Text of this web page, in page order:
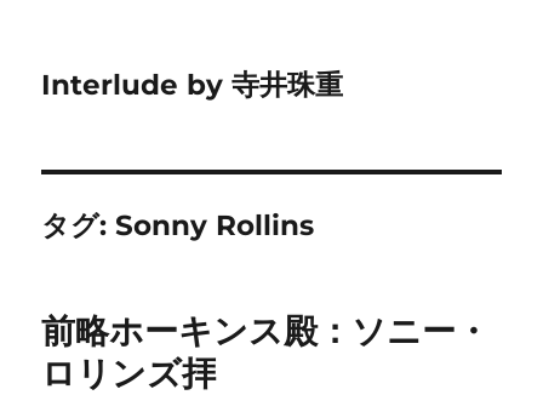
Interlude by 寺井珠重
タグ:Sonny Rollins
前略ホーキンス殿：ソニー・
ロリンズ拝